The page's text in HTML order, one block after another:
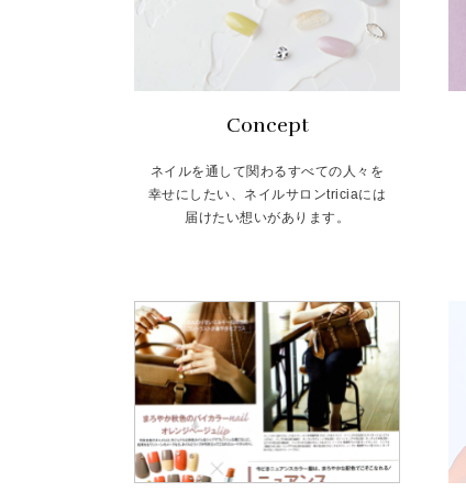
Concept
ネイルを通して関わるすべての人々を
幸せにしたい、ネイルサロンtriciaには
届けたい想いがあります。